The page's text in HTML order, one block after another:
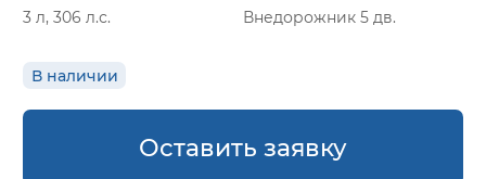
3 л, 306 л.с.
Внедорожник 5 дв.
В наличии
Оставить заявку